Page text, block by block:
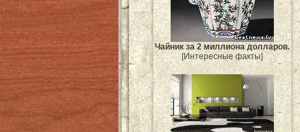
Чайник за 2 миллиона долларов.
[Интересные факты]